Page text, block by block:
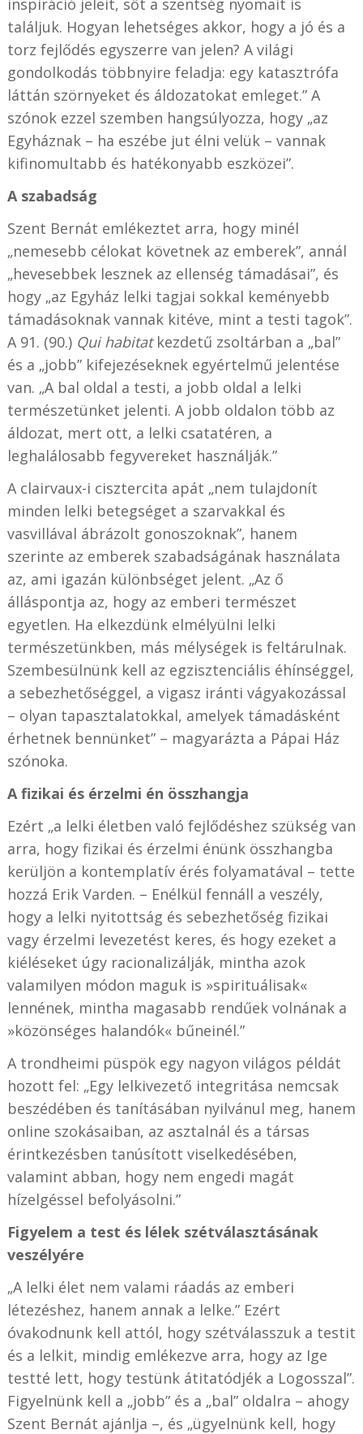
találjuk. Hogyan lehetséges akkor, hogy a jó és a
torz fejlődés egyszerre van jelen? A világi
gondolkodás többnyire feladja: egy katasztrófa
láttán szörnyeket és áldozatokat emleget.” A
szónok ezzel szemben hangsúlyozza, hogy „az
Egyháznak – ha eszébe jut élni velük – vannak
kifinomultabb és hatékonyabb eszközei”.
A szabadság
Szent Bernát emlékeztet arra, hogy minél
„nemesebb célokat követnek az emberek”, annál
„hevesebbek lesznek az ellenség támadásai”, és
hogy „az Egyház lelki tagjai sokkal keményebb
támadásoknak vannak kitéve, mint a testi tagok”.
A 91. (90.) Qui habitatkezdetű zsoltárban a „bal”
és a „jobb” kifejezéseknek egyértelmű jelentése
van. „A bal oldal a testi, a jobb oldal a lelki
természetünket jelenti. A jobb oldalon több az
áldozat, mert ott, a lelki csatatéren, a
leghalálosabb fegyvereket használják.”
A clairvaux-i cisztercita apát „nem tulajdonít
minden lelki betegséget a szarvakkal és
vasvillával ábrázolt gonoszoknak”, hanem
szerinte az emberek szabadságának használata
az, ami igazán különbséget jelent. „Az ő
álláspontja az, hogy az emberi természet
egyetlen. Ha elkezdünk elmélyülni lelki
természetünkben, más mélységek is feltárulnak.
Szembesülnünk kell az egzisztenciális éhínséggel,
a sebezhetőséggel, a vigasz iránti vágyakozással
– olyan tapasztalatokkal, amelyek támadásként
érhetnek bennünket” – magyarázta a Pápai Ház
szónoka.
A fizikai és érzelmi én összhangja
Ezért „a lelki életben való fejlődéshez szükség van
arra, hogy fizikai és érzelmi énünk összhangba
kerüljön a kontemplatív érés folyamatával – tette
hozzá Erik Varden. – Enélkül fennáll a veszély,
hogy a lelki nyitottság és sebezhetőség fizikai
vagy érzelmi levezetést keres, és hogy ezeket a
kiéléseket úgy racionalizálják, mintha azok
valamilyen módon maguk is »spirituálisak«
lennének, mintha magasabb rendűek volnának a
»közönséges halandók« bűneinél.”
A trondheimi püspök egy nagyon világos példát
hozott fel: „Egy lelkivezető integritása nemcsak
beszédében és tanításában nyilvánul meg, hanem
online szokásaiban, az asztalnál és a társas
érintkezésben tanúsított viselkedésében,
valamint abban, hogy nem engedi magát
hízelgéssel befolyásolni.”
Figyelem a test és lélek szétválasztásának
veszélyére
„A lelki élet nem valami ráadás az emberi
létezéshez, hanem annak a lelke.” Ezért
óvakodnunk kell attól, hogy szétválasszuk a testit
és a lelkit, mindig emlékezve arra, hogy az Ige
testté lett, hogy testünk átitatódjék a Logosszal”.
Figyelnünk kell a „jobb” és a „bal” oldalra – ahogy
Szent Bernát ajánlja –, és „ügyelnünk kell, hogy